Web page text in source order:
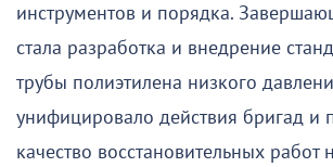
инструментов и порядка.
стала разработка и внедрение
трубы полиэтилена низкого
унифицировало действия бригад и
качество восстановительных работ